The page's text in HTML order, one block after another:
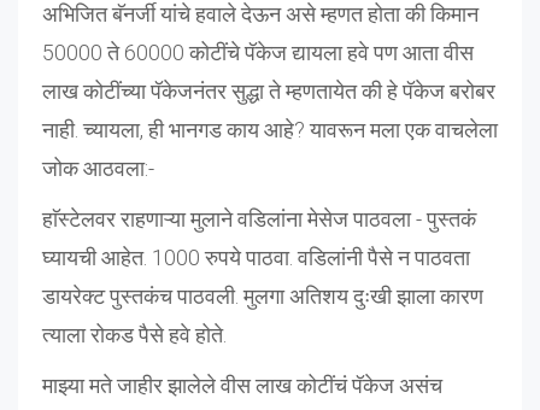
अभिजित बॅनर्जी यांचे हवाले देऊन असे म्हणत होता की किमान
50000 ते 60000 कोटींचे पॅकेज द्यायला हवे पण आता वीस
लाख कोटींच्या पॅकेजनंतर सुद्धा ते म्हणतायेत की हे पॅकेज बरोबर
नाही. च्यायला, ही भानगड काय आहे? यावरून मला एक वाचलेला
जोक आठवला:-
हाॅस्टेलवर राहणाऱ्या मुलाने वडिलांना मेसेज पाठवला - पुस्तकं
घ्यायची आहेत. 1000 रुपये पाठवा. वडिलांनी पैसे न पाठवता
डायरेक्ट पुस्तकंच पाठवली. मुलगा अतिशय दुःखी झाला कारण
त्याला रोकड पैसे हवे होते.
माझ्या मते जाहीर झालेले वीस लाख कोटींचं पॅकेज असंच